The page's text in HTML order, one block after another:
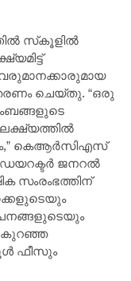
സ്‌കൂളിൽ
ചെയ്തു. “ഒരു
കെആർസിഎസ്
ജനറൽ
സംരംഭത്തിന്
കുറഞ്ഞ
ഫീസും